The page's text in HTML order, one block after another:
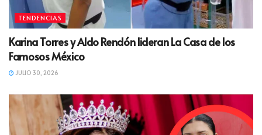
TENDENCIAS
Karina Torres y Aldo Rendón lideran La Casa de los
Famosos México
JULIO 30, 2026